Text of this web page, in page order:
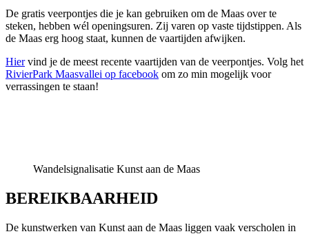
De gratis veerpontjes die je kan gebruiken om de Maas over te
steken, hebben wél openingsuren. Zij varen op vaste tijdstippen. Als
de Maas erg hoog staat, kunnen de vaartijden afwijken.
Hiervind je de meest recente vaartijden van de veerpontjes. Volg het
RivierPark Maasvallei op facebook om zo min mogelijk voor
verrassingen te staan!
Wandelsignalisatie Kunst aan de Maas
BEREIKBAARHEID
De kunstwerken van Kunst aan de Maas liggen vaak verscholen in